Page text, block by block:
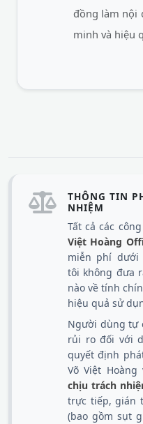
đồng làm nội
minh và hiệu
THÔNG TIN
NHIỆM
Tất cả các
Việt Hoàng
miễn phí dưới
tôi không đưa
nào về tính
hiệu quả sử
Người dùng tự
rủi ro đối với
quyết định
Võ Việt
chịu trách
trực tiếp, gián
(bao gồm sụt